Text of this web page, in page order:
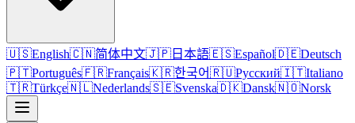
🇺🇸English🇨🇳简体中文🇯🇵 日本語🇪🇸Español🇩🇪Deutsch
🇵🇹Português🇫🇷Français🇰🇷한국어🇷🇺Русский🇮🇹Italiano
🇹🇷Türkçe🇳🇱Nederlands🇸🇪Svenska🇩🇰Dansk🇳🇴Norsk